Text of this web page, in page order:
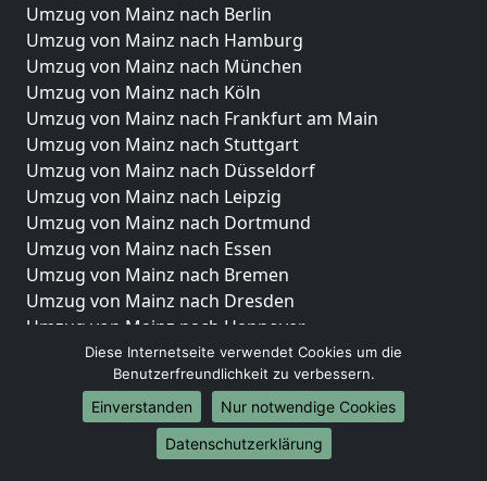
Umzug von Mainz nach Berlin
Umzug von Mainz nach Hamburg
Umzug von Mainz nach München
Umzug von Mainz nach Köln
Umzug von Mainz nach Frankfurt am Main
Umzug von Mainz nach Stuttgart
Umzug von Mainz nach Düsseldorf
Umzug von Mainz nach Leipzig
Umzug von Mainz nach Dortmund
Umzug von Mainz nach Essen
Umzug von Mainz nach Bremen
Umzug von Mainz nach Dresden
Umzug von Mainz nach Hannover
Umzug von Mainz nach Nürnberg
Umzug von Mainz nach Duisburg
Umzug von Mainz nach Bochum
Umzug von Mainz nach Wuppertal
Umzug von Mainz nach Bielefeld
Diese Internetseite verwendet Cookies um die
Benutzerfreundlichkeit zu verbessern.
Einverstanden
Nur notwendige Cookies
Datenschutzerklärung